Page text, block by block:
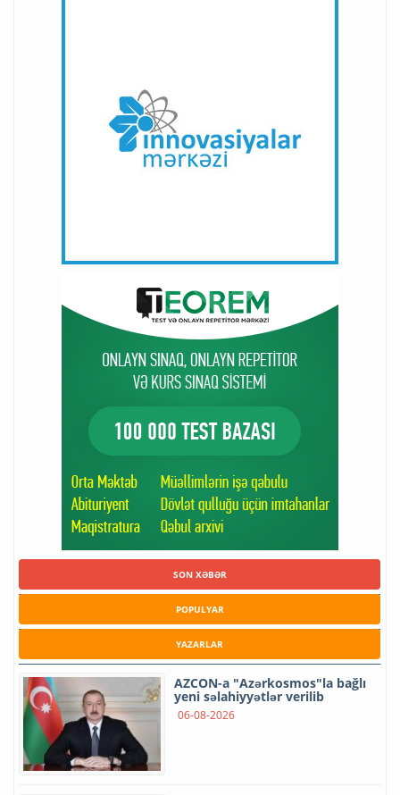
SON XƏBƏR
POPULYAR
YAZARLAR
AZCON-a "Azərkosmos"la bağlı
yeni səlahiyyətlər verilib
06-08-2026